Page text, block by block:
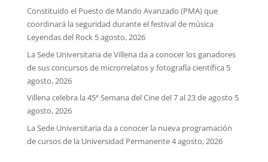
Constituido el Puesto de Mando Avanzado (PMA) que
coordinará la seguridad durante el festival de música
Leyendas del Rock 5 agosto, 2026
La Sede Universitaria de Villena da a conocer los ganadores
de sus concursos de microrrelatos y fotografía científica 5
agosto, 2026
Villena celebra la 45ª Semana del Cine del 7 al 23 de agosto 5
agosto, 2026
La Sede Universitaria da a conocer la nueva programación
de cursos de la Universidad Permanente4 agosto, 2026